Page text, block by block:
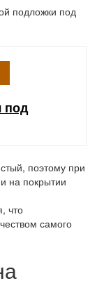
подложки под
под
поэтому при
на покрытии
что
самого